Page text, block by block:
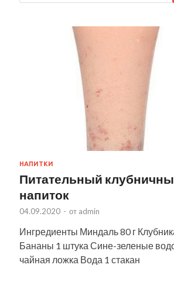
НАПИТКИ
Питательный
напиток
04.09.2020 - от admin
Ингредиенты Миндаль 80 г
Бананы 1 штука Сине-зеленые
чайная ложка Вода 1 стакан